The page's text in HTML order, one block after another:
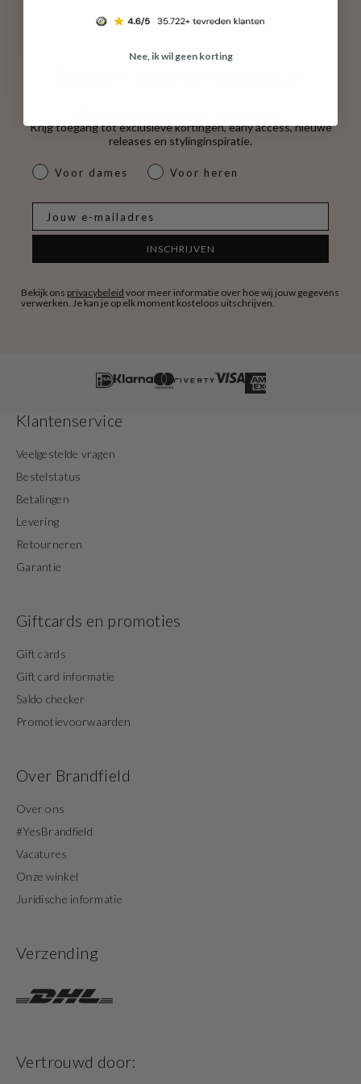
Krijg toegang tot exclusieve kortingen, early access, nieuwe
releases en stylinginspiratie.
dames & heren
Voor dames Voor heren
INSCHRIJVEN
Bekijk ons privacybeleid voor meer informatie over hoe wij jouw gegevens
verwerken. Je kan je op elk moment kosteloos uitschrijven.
Klantenservice
Veelgestelde vragen
Bestelstatus
Betalingen
Levering
Retourneren
Garantie
Giftcards en promoties
Gift cards
Gift card informatie
Saldo checker
Promotievoorwaarden
Over Brandfield
Over ons
#YesBrandfield
Vacatures
Onze winkel
Juridische informatie
Verzending
Vertrouwd door:
Nee, ik wil geen korting